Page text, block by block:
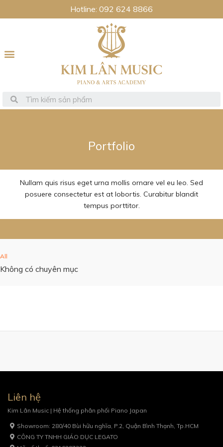
Hotline: 092 624 8866
Portfolio
Nullam quis risus eget urna mollis ornare vel eu leo. Sed
posuere consectetur est at lobortis. Curabitur blandit
tempus porttitor.
All
Không có chuyên mục
Liên hệ
Kim Lân Music | Hệ thống phân phối Piano Japan
Showroom: 280/40 Bùi hữu nghĩa, P.2, Quận Bình Thạnh, Tp.HCM
CÔNG TY TNHH GIÁO DỤC LEGATO